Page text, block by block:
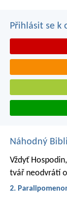
Přihlásit se k
Náhodný
Vždyť
tvář neodvrátí
2.